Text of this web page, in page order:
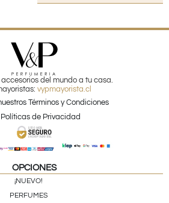
accesorios del mundo a tu casa.
vypmayorista.cl
Términos y Condiciones
Políticas de Privacidad
OPCIONES
¡NUEVO!
PERFUMES